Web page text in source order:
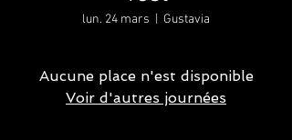
lun. 24 mars Gustavia
Aucune place n'est disponible
Voir d'autres journées